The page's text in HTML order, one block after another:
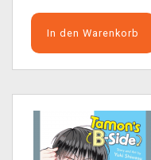
In den Warenkorb